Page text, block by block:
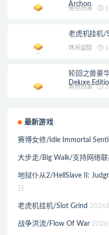
Archon
角色扮演
老虎机挂机/
休闲益智
轮回之兽豪
Deluxe
角色扮演 2
最新游戏
赛博女修/Idle Immortal
大步走/Big Walk/支持网络联
地狱仆从2/HellSlave II:
日
老虎机挂机/Slot Grind 2026
战争洪流/Flow Of War 2026